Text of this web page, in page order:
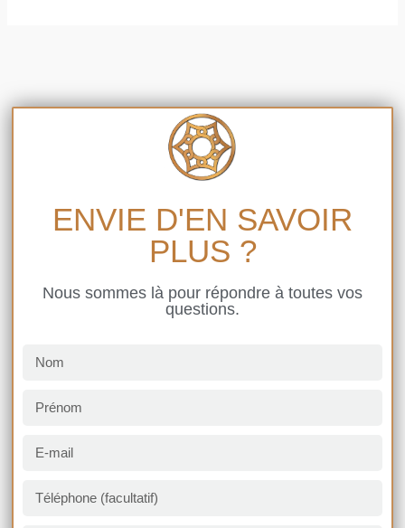
ENVIE D'EN SAVOIR
PLUS ?
Nous sommes là pour répondre à toutes vos
questions.